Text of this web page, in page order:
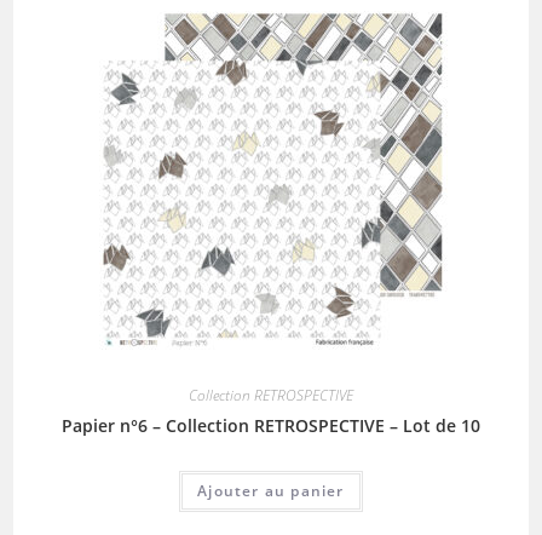
Collection RETROSPECTIVE
Papier n°6 – Collection RETROSPECTIVE – Lot de 10
Ajouter au panier